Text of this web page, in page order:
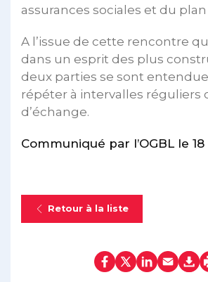
assurances sociales et du
A l’issue de cette rencontre
dans un esprit des plus
deux parties se sont
répéter à intervalles réguliers
d’échange.
Communiqué par l’OGBL le
Retour à la liste